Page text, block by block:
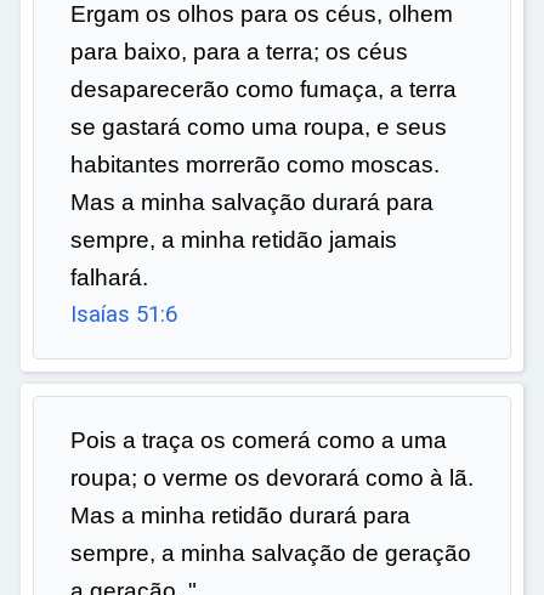
Ergam os olhos para os céus, olhem
para baixo, para a terra; os céus
desaparecerão como fumaça, a terra
se gastará como uma roupa, e seus
habitantes morrerão como moscas.
Mas a minha salvação durará para
sempre, a minha retidão jamais
falhará.
Isaías 51:6
Pois a traça os comerá como a uma
roupa; o verme os devorará como à lã.
Mas a minha retidão durará para
sempre, a minha salvação de geração